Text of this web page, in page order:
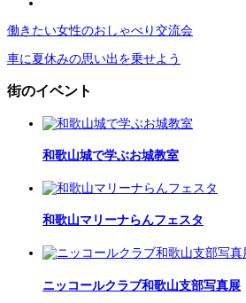
働きたい女性のおしゃべり交流会
車に夏休みの思い出を乗せよう
街のイベント
和歌山城で学ぶお城教室
和歌山マリーナらんフェスタ
ニッコールクラブ和歌山支部写真展